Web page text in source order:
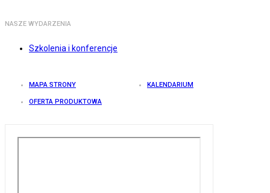
NASZE WYDARZENIA
Szkolenia i konferencje
MAPA STRONY KALENDARIUM
OFERTA PRODUKTOWA